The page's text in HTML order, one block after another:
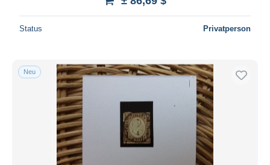
Status Privatperson
Neu